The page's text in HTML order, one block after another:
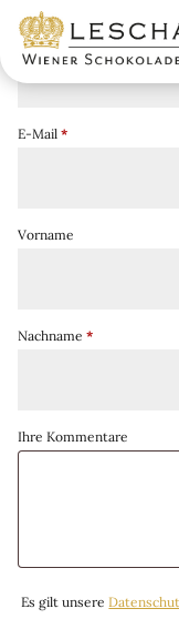
Bestellnummer*
E-Mail*erforderlich
Vorname
Nachname*erforderlich
Page URI *erforderlich
Ihre Kommentare
Es gilt unsere